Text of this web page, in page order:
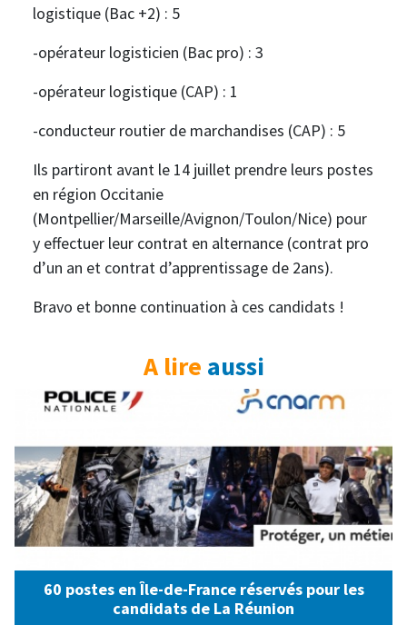
logistique (Bac +2) : 5
-opérateur logisticien (Bac pro) : 3
-opérateur logistique (CAP) : 1
-conducteur routier de marchandises (CAP) : 5
Ils partiront avant le 14 juillet prendre leurs postes
en région Occitanie
(Montpellier/Marseille/Avignon/Toulon/Nice) pour
y effectuer leur contrat en alternance (contrat pro
d’un an et contrat d’apprentissage de 2ans).
Bravo et bonne continuation à ces candidats !
A lire aussi
60 postes en Île-de-France réservés pour les
candidats de La Réunion